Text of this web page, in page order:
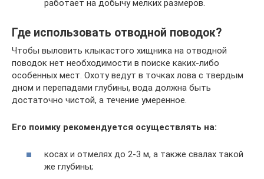
работает на добычу мелких размеров.
Где использовать отводной поводок?
Чтобы выловить клыкастого хищника на отводной
поводок нет необходимости в поиске каких-либо
особенных мест. Охоту ведут в точках лова с твердым
дном и перепадами глубины, вода должна быть
достаточно чистой, а течение умеренное.
Его поимку рекомендуется осуществлять на:
косах и отмелях до 2-3 м, а также свалах такой
же глубины;